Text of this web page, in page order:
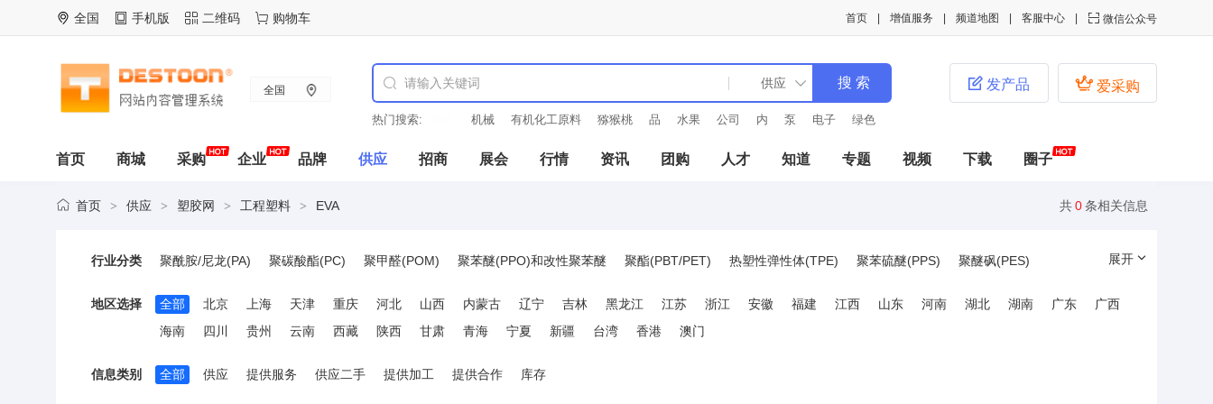
全国 手机版 二维码 购物车  微信公众号
客服中心
频道地图
增值服务
首页
全国
热门搜索: 有机化工原料 猕猴桃 品 水果 公司 内 泵 电子 绿色
 爱采购
 发产品
首页 商城 采购 企业 品牌 供应 招商 展会 行情 资讯 团购 人才 知道 专题 视频 下载 圈子
共0条相关信息
首页 > 供应 > 塑胶网 > 工程塑料 > EVA
行业分类 聚酰胺/尼龙(PA) 聚碳酸酯(PC) 聚甲醛(POM) 聚苯醚(PPO)和改性聚苯醚 聚酯(PBT/PET) 热塑性弹性体(TPE) 聚苯硫醚(PPS)
聚醚砜(PES)
丙烯腈-苯乙烯树脂(AS)
苯乙烯-丙烯腈树脂(SAN) 甲基丙烯酸-丁二烯-苯乙烯共聚物(MBS) 丙烯腈/乙烯/苯乙烯共聚物(AES) 酚醛树脂(PF)
热塑性聚氨酯(TPU)
SBS
超高分子量聚乙烯(UHMWPE) 其它聚合物 改性塑料 TPR EVA
展开
地区选择 全部 北京 上海 天津 重庆 河北 山西 内蒙古 辽宁 吉林 黑龙江 江苏 浙江 安徽 福建 江西 山东 河南 湖北 湖南 广东
广西
海南
四川 贵州 云南 西藏 陕西 甘肃 青海 宁夏 新疆 台湾 香港 澳门
信息类别 全部 供应 提供服务 供应二手 提供加工 提供合作 库存